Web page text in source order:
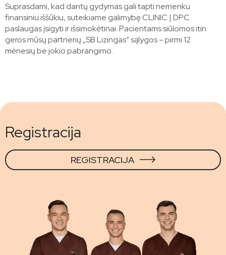
Suprasdami, kad dantų gydymas gali tapti nemenku
finansiniu iššūkiu, suteikiame galimybę CLINIC | DPC
paslaugas įsigyti ir išsimokėtinai. Pacientams siūlomos itin
geros mūsų partnerių „SB Lizingas“ sąlygos – pirmi 12
mėnesių be jokio pabrangimo.
Registracija
REGISTRACIJA